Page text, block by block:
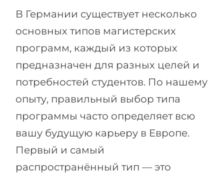
В Германии существует несколько
основных типов магистерских
программ, каждый из которых
предназначен для разных целей и
потребностей студентов. По нашему
опыту, правильный выбор типа
программы часто определяет всю
вашу будущую карьеру в Европе.
Первый и самый
распространённый тип — это